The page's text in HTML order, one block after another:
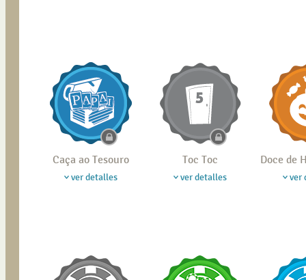
Caça ao Tesouro
ver detalles
Toc Toc
ver detalles
Doce de
ver